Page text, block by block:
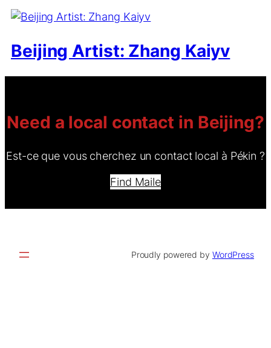
Beijing Artist: Zhang Kaiyv
Need a local contact in Beijing?
Est-ce que vous cherchez un contact local à Pékin ?
Find Maile
Proudly powered by WordPress